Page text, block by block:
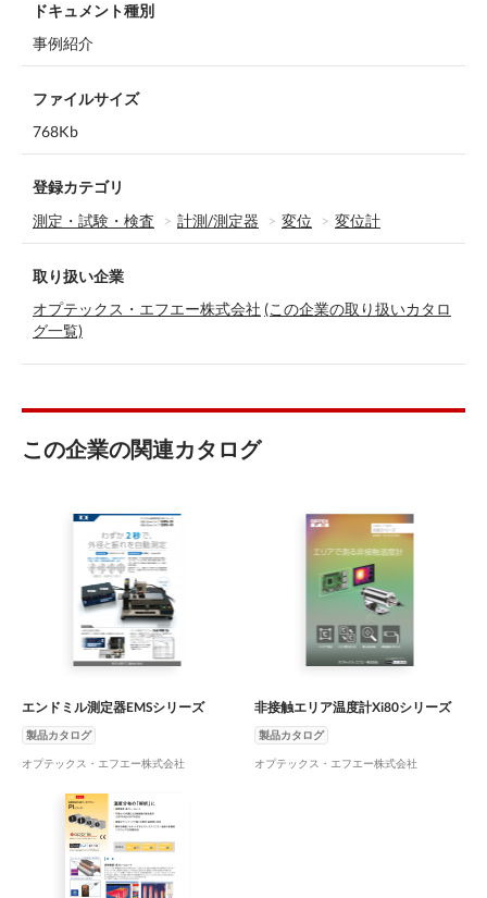
ドキュメント種別
事例紹介
ファイルサイズ
768Kb
登録カテゴリ
測定・試験・検査
計測/測定器 変位 変位計
取り扱い企業
オプテックス・エフエー株式会社 (この企業の取り扱いカタロ
グ一覧)
この企業の関連カタログ
エンドミル測定器EMSシリーズ
製品カタログ
オプテックス・エフエー株式会社
非接触エリア温度計Xi80シリーズ
製品カタログ
オプテックス・エフエー株式会社